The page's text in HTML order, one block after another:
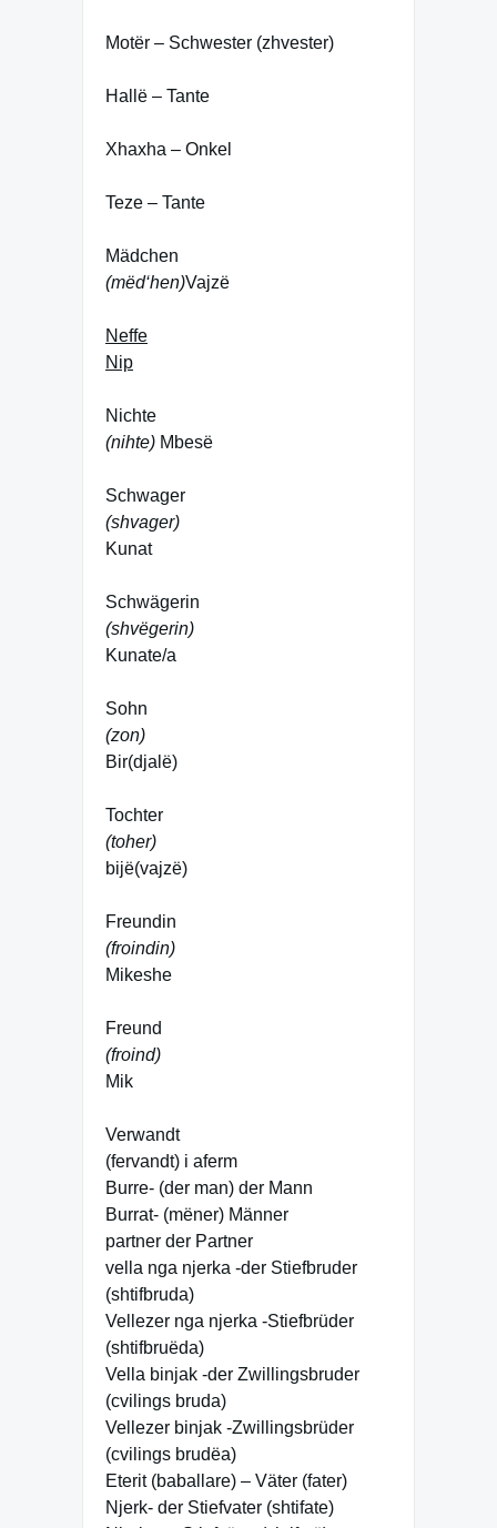
Motër – Schwester (zhvester)
Hallë – Tante
Xhaxha – Onkel
Teze – Tante
Mädchen
(mëd‘hen)Vajzë
Neffe
Nip
Nichte
(nihte) M besë
Schwager
(shvager)
Kunat
Schwägerin
(shvëgerin)
Kunate/a
Sohn
(zon)
Bir(djalë)
Tochter
(toher)
bijë(vajzë)
Freundin
(froindin)
Mikeshe
Freund
(froind)
Mik
Verwandt
(fervandt) i aferm
Burre- (der man) der Mann
Burrat- (mëner) Männer
partner der Partner
vella nga njerka -der Stiefbruder
(shtifbruda)
Vellezer nga njerka -Stiefbrüder
(shtifbruëda)
Vella binjak -der Zwillingsbruder
(cvilings bruda)
Vellezer binjak -Zwillingsbrüder
(cvilings brudëa)
Eterit (baballare) – Väter (fater)
Njerk- der Stiefvater (shtifate)